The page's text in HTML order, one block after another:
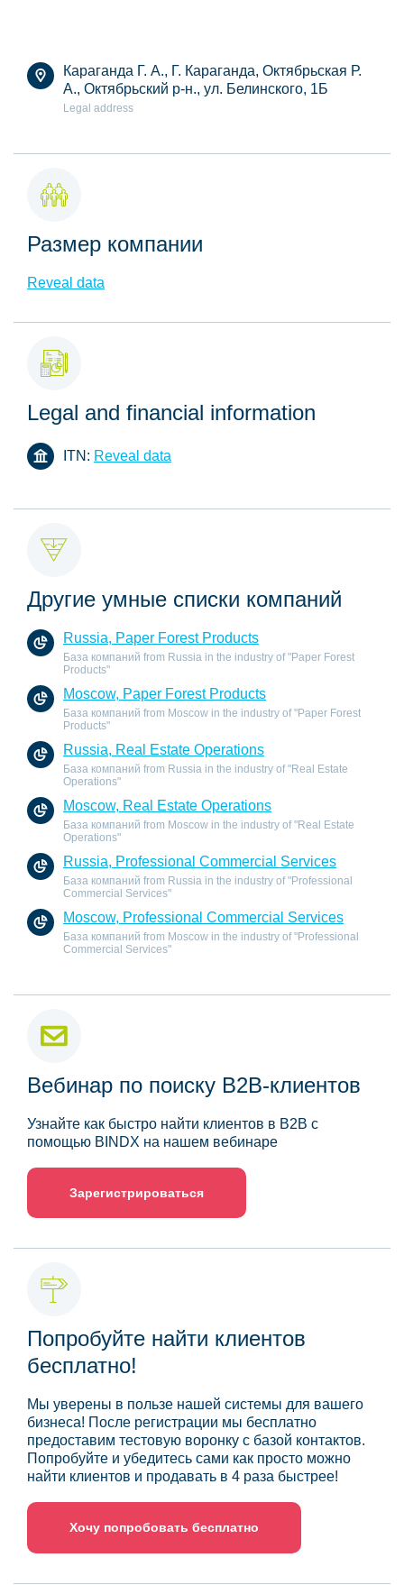
Караганда Г. А., Г. Караганда, Октябрьская Р.
А., Октябрьский р-н., ул. Белинского, 1Б
Legal address
Размер компании
Reveal data
Legal and financial information
ITN: Reveal data
Другие умные списки компаний
Russia, Paper Forest Products
База компаний from Russia in the industry of "Paper Forest
Products"
Moscow, Paper Forest Products
База компаний from Moscow in the industry of "Paper Forest
Products"
Russia, Real Estate Operations
База компаний from Russia in the industry of "Real Estate
Operations"
Moscow, Real Estate Operations
База компаний from Moscow in the industry of "Real Estate
Operations"
Russia, Professional Commercial Services
База компаний from Russia in the industry of "Professional
Commercial Services"
Moscow, Professional Commercial Services
База компаний from Moscow in the industry of "Professional
Commercial Services"
Вебинар по поиску B2B-клиентов
Узнайте как быстро найти клиентов в B2B с
помощью BINDX на нашем вебинаре
Зарегистрироваться
Попробуйте найти клиентов
бесплатно!
Мы уверены в пользе нашей системы для вашего
бизнеса! После регистрации мы бесплатно
предоставим тестовую воронку с базой контактов.
Попробуйте и убедитесь сами как просто можно
найти клиентов и продавать в 4 раза быстрее!
Хочу попробовать бесплатно